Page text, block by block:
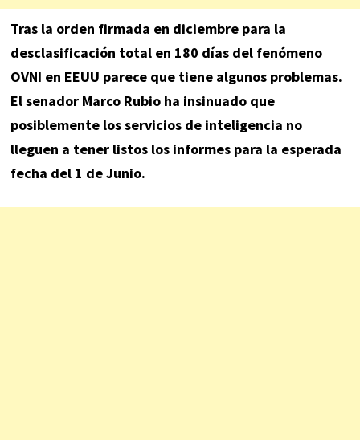
Tras la orden firmada en diciembre para la
desclasificación total en 180 días del fenómeno
OVNI en EEUU parece que tiene algunos problemas.
El senador Marco Rubio ha insinuado que
posiblemente los servicios de inteligencia no
lleguen a tener listos los informes para la esperada
fecha del 1 de Junio.